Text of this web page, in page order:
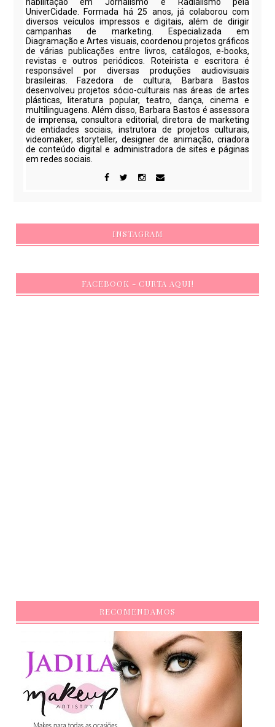
UniverCidade. Formada há 25 anos, já colaborou com
diversos veículos impressos e digitais, além de dirigir
campanhas de marketing. Especializada em
Diagramação e Artes visuais, coordenou projetos gráficos
de várias publicações entre livros, catálogos, e-books,
revistas e outros periódicos. Roteirista e escritora é
responsável por diversas produções audiovisuais
brasileiras. Fazedora de cultura, Barbara Bastos
desenvolveu projetos sócio-culturais nas áreas de artes
plásticas, literatura popular, teatro, dança, cinema e
multilinguagens. Além disso, Barbara Bastos é assessora
de imprensa, consultora editorial, diretora de marketing
de entidades sociais, instrutora de projetos culturais,
videomaker, storyteller, designer de animação, criadora
de conteúdo digital e administradora de sites e páginas
em redes sociais.
INSTAGRAM
FACEBOOK - CURTA AQUI!
RECOMENDAMOS